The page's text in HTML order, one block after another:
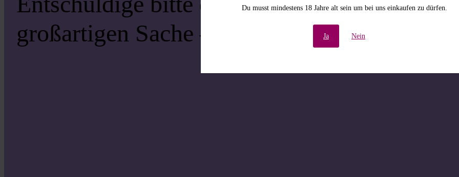
Du musst mindestens 18 Jahre alt sein um bei uns einkaufen zu dürfen.
Ja Nein
großartigen Sache – schau bald wieder vorbei!